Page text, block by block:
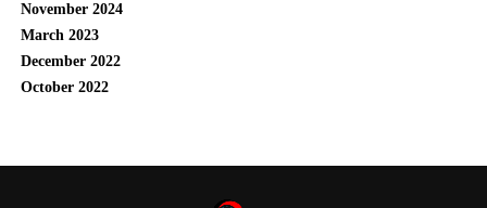
November 2024
March 2023
December 2022
October 2022